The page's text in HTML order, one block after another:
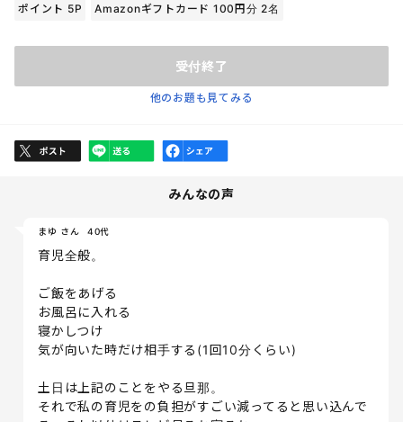
ポイント 5P Amazonギフトカード 100円分 2名
受付終了
他のお題も見てみる
みんなの声
まゆ さん 40代
育児全般。
ご飯をあげる
お風呂に入れる
寝かしつけ
気が向いた時だけ相手する(1回10分くらい)
土日は上記のことをやる旦那。
それで私の育児をの負担がすごい減ってると思い込んで